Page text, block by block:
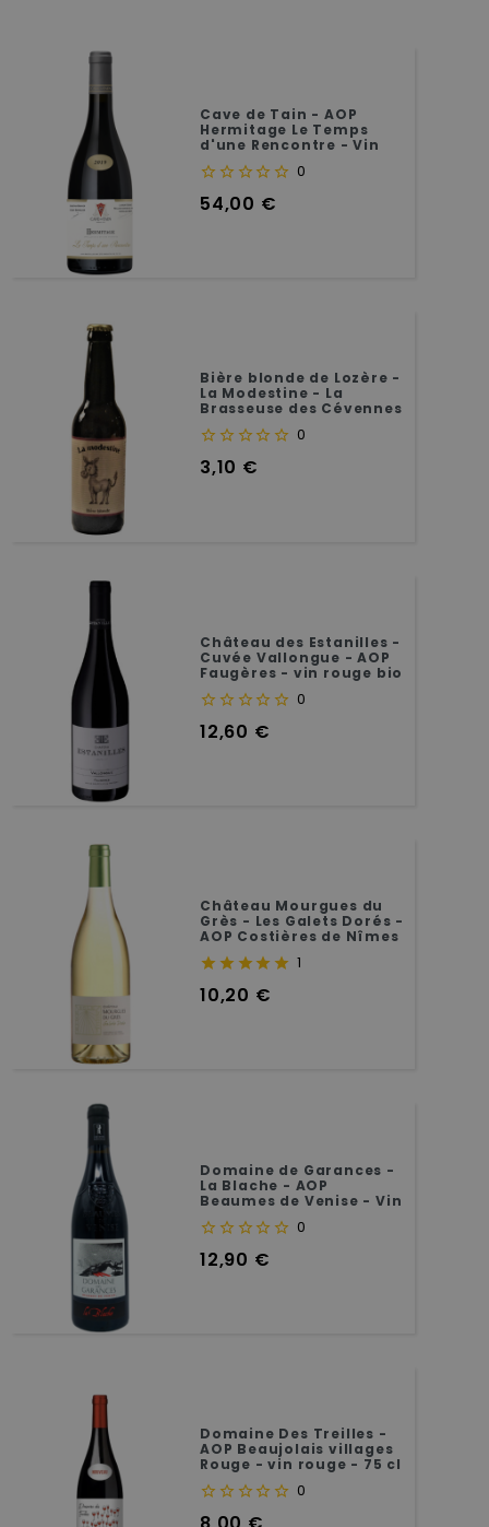
Cave de Tain - AOP
Hermitage Le Temps
d'une Rencontre - Vin
0
Prix
54,00 €
Bière blonde de Lozère -
La Modestine - La
Brasseuse des Cévennes
0
Prix
3,10 €
Château des Estanilles -
Cuvée Vallongue - AOP
Faugères - vin rouge bio
0
Prix
12,60 €
Château Mourgues du
Grès - Les Galets Dorés -
AOP Costières de Nîmes
1
Prix
10,20 €
Domaine de Garances -
La Blache - AOP
Beaumes de Venise - Vin
0
Prix
12,90 €
Domaine Des Treilles -
AOP Beaujolais villages
Rouge - vin rouge - 75 cl
0